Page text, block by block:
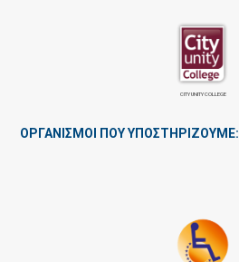
CITY UNITY COLLEGE
ΟΡΓΑΝΙΣΜΟΙ ΠΟΥ ΥΠΟΣΤΗΡΙΖΟΥΜΕ: